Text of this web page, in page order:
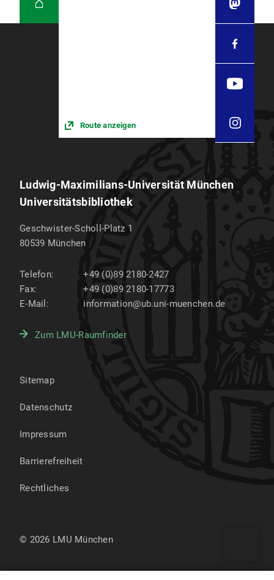
Route anzeigen
Ludwig-Maximilians-Universität München
Universitätsbibliothek
Geschwister-Scholl-Platz 1
80539 München
Telefon:
+49 (0)89 2180-2427
Fax:
+49 (0)89 2180-17773
E-Mail:
information@ub.uni-muenchen.de
Zum LMU-Raumfinder
Sitemap
Datenschutz
Impressum
Barrierefreiheit
Rechtliches
© 2026 LMU München